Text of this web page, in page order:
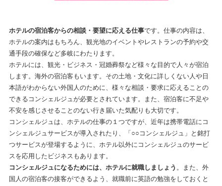
ホテルの宿泊客からの相談・要望に応える仕事です。仕事の内容は、
ホテルの案内はもちろん、観光地のイベントやレストランの予約や交
通手段の確保など多岐にわたります。
ホテルには、観光・ビジネス・冠婚葬祭など様々な目的で人々が宿泊
します。海外の宿泊客もいます。その土地・文化に詳しくない人や日
本語がわからない外国人のために、様々な相談・要求に応えることの
できるコンシェルジュが必要とされています。また、宿泊客に不足や
不安を感じさせることのない行き届いた気配りも大切です。
コンシェルジュは、ホテルの仕事の１つですが、近年は携帯電話にコ
ンシェルジュサービスが導入されたり、「○○コンシェルジュ」と銘打
つサービスが登場するように、ホテル以外にコンシェルジュのサービ
スを応用したビジネスもあります。
コンシェルジュになるためには、ホテルに就職しましょう 。また、外
国人の宿泊客の接客ができるよう、就職前に英語の勉強をしておくと